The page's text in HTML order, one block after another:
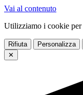
Vai al contenuto
Utilizziamo i cookie per
Rifiuta Personalizza
✕